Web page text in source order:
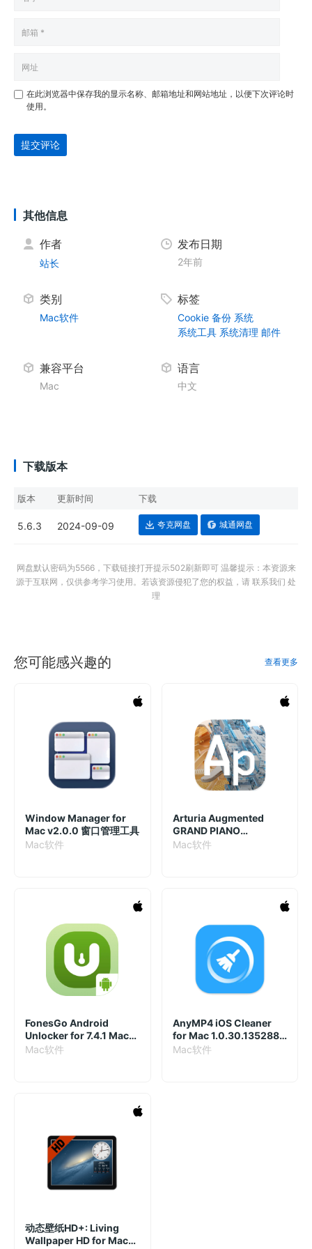
在此浏览器中保存我的显示名称、邮箱地址和网站地址，以便下次评论时
使用。
提交评论
其他信息
作者
站长
发布日期
2年前
类别
Mac软件
标签
Cookie 备份 系统
系统工具 系统清理 邮件
兼容平台
Mac
语言
中文
下载版本
版本 更新时间 下载
5.6.3 2024-09-09 夸克网盘 城通网盘
网盘默认密码为5566，下载链接打开提示502刷新即可 温馨提示：本资源来
源于互联网，仅供参考学习使用。若该资源侵犯了您的权益，请 联系我们 处
理
您可能感兴趣的 查看更多
Window Manager for
Mac v2.0.0 窗口管理工具
Mac软件
Arturia Augmented
GRAND PIANO
1.6.0.4395 大钢琴增强插
Mac软件
FonesGo Android
Unlocker for 7.4.1 Mac
破解版
Mac软件
AnyMP4 iOS Cleaner
for Mac 1.0.30.135288
破解版
Mac软件
动态壁纸HD+: ‬Living
Wallpaper HD for Mac